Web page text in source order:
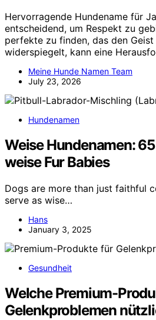
Hervorragende Hundename für
entscheidend, um Respekt zu
perfekte zu finden, das den Geist
widerspiegelt, kann eine
Meine Hunde Namen Team
July 23, 2026
Hundenamen
Weise Hundenamen:
weise Fur Babies
Dogs are more than just faithful
serve as wise…
Hans
January 3, 2025
Gesundheit
Welche Premium-
Gelenkproblemen